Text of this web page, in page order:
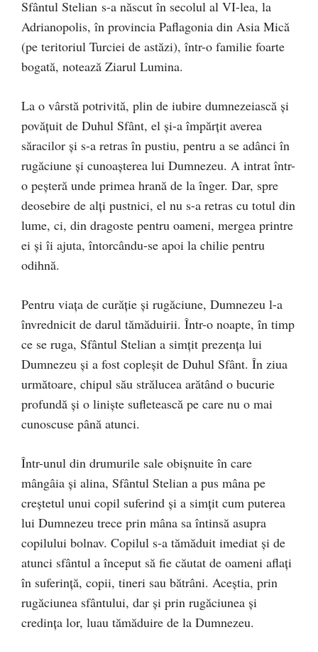
Sfântul Stelian s-a născut în secolul al VI-lea, la
Adrianopolis, în provincia Paflagonia din Asia Mică
(pe teritoriul Turciei de astăzi), într-o familie foarte
bogată, notează Ziarul Lumina.
La o vârstă potrivită, plin de iubire dumnezeiască şi
povăţuit de Duhul Sfânt, el şi-a împărţit averea
săracilor şi s-a retras în pustiu, pentru a se adânci în
rugăciune şi cunoaşterea lui Dumnezeu. A intrat într-
o peşteră unde primea hrană de la înger. Dar, spre
deosebire de alţi pustnici, el nu s-a retras cu totul din
lume, ci, din dragoste pentru oameni, mergea printre
ei şi îi ajuta, întorcându-se apoi la chilie pentru
odihnă.
Pentru viaţa de curăţie şi rugăciune, Dumnezeu l-a
învrednicit de darul tămăduirii. Într-o noapte, în timp
ce se ruga, Sfântul Stelian a simţit prezenţa lui
Dumnezeu şi a fost copleşit de Duhul Sfânt. În ziua
următoare, chipul său strălucea arătând o bucurie
profundă şi o linişte sufletească pe care nu o mai
cunoscuse până atunci.
Într-unul din drumurile sale obişnuite în care
mângâia şi alina, Sfântul Stelian a pus mâna pe
creştetul unui copil suferind şi a simţit cum puterea
lui Dumnezeu trece prin mâna sa întinsă asupra
copilului bolnav. Copilul s-a tămăduit imediat şi de
atunci sfântul a început să fie căutat de oameni aflaţi
în suferinţă, copii, tineri sau bătrâni. Aceştia, prin
rugăciunea sfântului, dar şi prin rugăciunea şi
credinţa lor, luau tămăduire de la Dumnezeu.